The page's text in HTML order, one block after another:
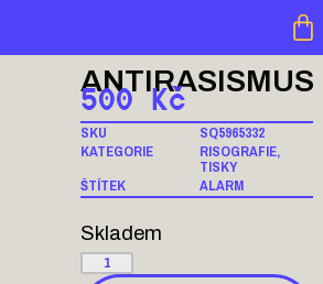
ANTIRASISMUS
500 Kč
SKU
SQ5965332
KATEGORIE
RISOGRAFIE,
TISKY
ŠTÍTEK
ALARM
Skladem